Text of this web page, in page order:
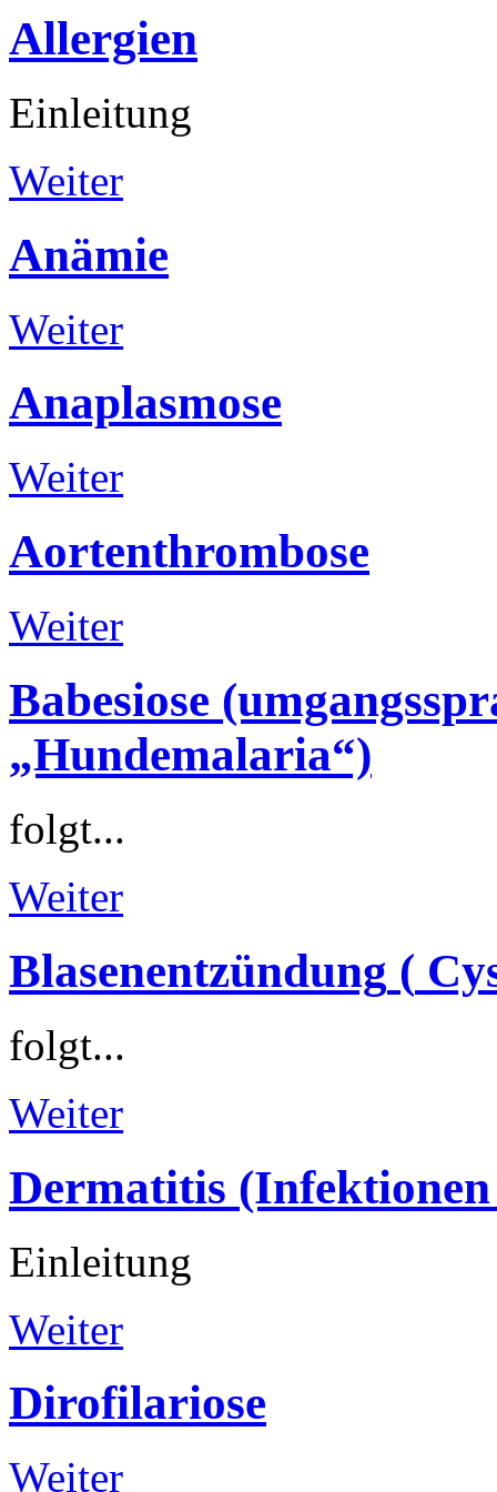
Allergien
Einleitung
Weiter
Anämie
Weiter
Anaplasmose
Weiter
Aortenthrombose
Weiter
Babesiose
„Hundemalaria“)
folgt...
Weiter
Blasenentzündung (
folgt...
Weiter
Dermatitis (Infektionen
Einleitung
Weiter
Dirofilariose
Weiter